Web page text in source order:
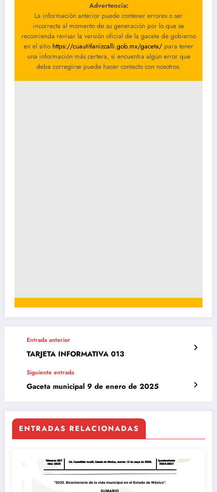
Advertencia:
La información anterior puede contener errores o ser
incorrecta al momento de su generación por lo que se
recomienda revisar la versión oficial de la gaceta de gobierno
en el sitio https://cuautitlanizcalli.gob.mx/gaceta/ para tener
una información más certera, si encuentra algún error que
deba corregirse puede hacer contacto con nosotros.
Entrada anterior
TARJETA INFORMATIVA 013
Siguiente entrada
Gaceta municipal 9 de enero de 2025
ENTRADAS RELACIONADAS